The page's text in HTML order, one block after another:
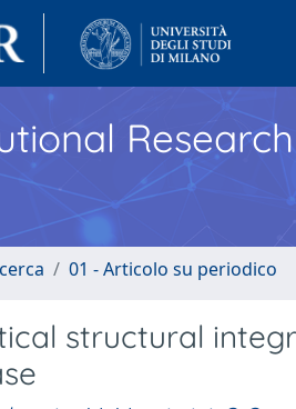
01 - Articolo su periodico
structural